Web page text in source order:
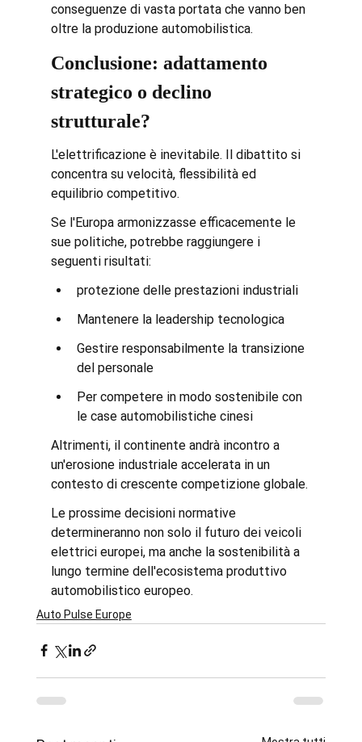
conseguenze di vasta portata che vanno ben
oltre la produzione automobilistica.
Conclusione: adattamento
strategico o declino
strutturale?
L'elettrificazione è inevitabile. Il dibattito si
concentra su velocità, flessibilità ed
equilibrio competitivo.
Se l'Europa armonizzasse efficacemente le
sue politiche, potrebbe raggiungere i
seguenti risultati:
protezione delle prestazioni industriali
Mantenere la leadership tecnologica
Gestire responsabilmente la transizione
del personale
Per competere in modo sostenibile con
le case automobilistiche cinesi
Altrimenti, il continente andrà incontro a
un'erosione industriale accelerata in un
contesto di crescente competizione globale.
Le prossime decisioni normative
determineranno non solo il futuro dei veicoli
elettrici europei, ma anche la sostenibilità a
lungo termine dell'ecosistema produttivo
automobilistico europeo.
Auto Pulse Europe